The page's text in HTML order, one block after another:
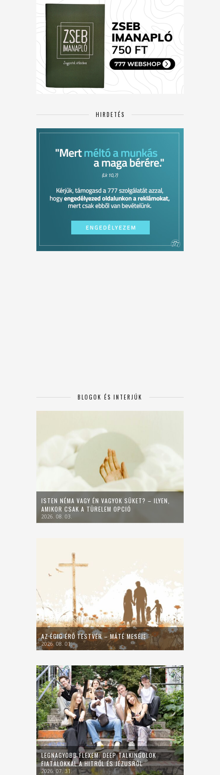
HIRDETÉS
BLOGOK ÉS INTERJÚK
ISTEN NÉMA VAGY ÉN VAGYOK SÜKET? – ILYEN,
AMIKOR CSAK A TÜRELEM OPCIÓ
2026. 08. 03.
AZ ÉGIG ÉRŐ TESTVÉR – MÁTÉ MESÉJE
2026. 08. 01.
LEGNAGYOBB FLEXEM: DEEP TALKINGOLOK
FIATALOKKAL A HITRŐL ÉS JÉZUSRÓL
2026. 07. 31.